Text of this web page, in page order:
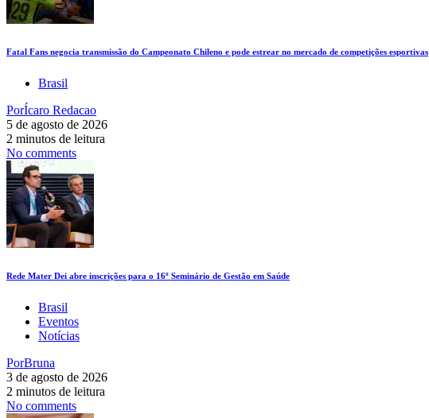
Fatal Fans negocia transmissão do Campeonato Chileno e pode estrear no mercado de competições esportivas
Brasil
PorÍcaro Redacao
5 de agosto de 2026
2 minutos de leitura
No comments
Rede Mater Dei abre inscrições para o 16º Seminário de Gestão em Saúde
Brasil
Eventos
Notícias
PorBruna
3 de agosto de 2026
2 minutos de leitura
No comments